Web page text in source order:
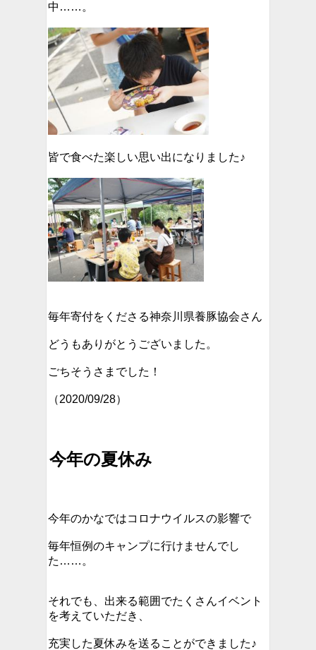
中……。
皆で食べた楽しい思い出になりました♪
毎年寄付をくださる神奈川県養豚協会さん
どうもありがとうございました。
ごちそうさまでした！
（2020/09/28）
今年の夏休み
今年のかなではコロナウイルスの影響で
毎年恒例のキャンプに行けませんでし
た……。
それでも、出来る範囲でたくさんイベント
を考えていただき、
充実した夏休みを送ることができました♪